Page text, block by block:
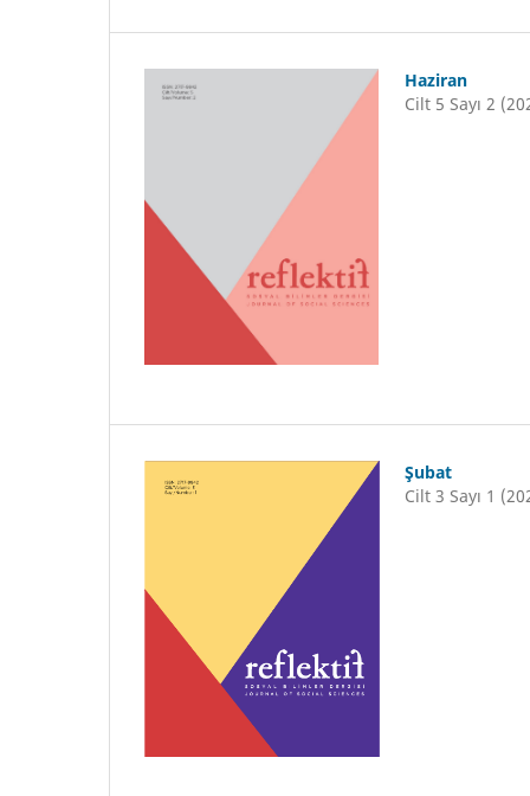
Haziran
Cilt 5 Sayı 2
Şubat
Cilt 3 Sayı 1